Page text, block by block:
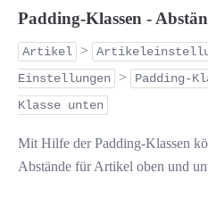
Padding-Klassen -
Artikel >
Einstellungen
>
Padding-
Klasse unten
Mit Hilfe der Padding-Klassen
Abstände für Artikel oben und